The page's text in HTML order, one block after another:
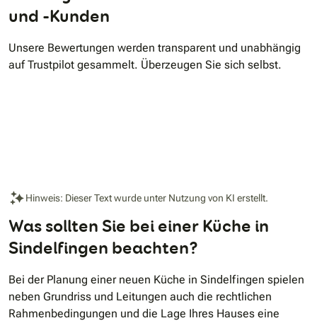
und -Kunden
Unsere Bewertungen werden transparent und unabhängig
auf Trustpilot gesammelt. Überzeugen Sie sich selbst.
Hinweis: Dieser Text wurde unter Nutzung von KI erstellt.
Was sollten Sie bei einer Küche in
Sindelfingen beachten?
Bei der Planung einer neuen Küche in Sindelfingen spielen
neben Grundriss und Leitungen auch die rechtlichen
Rahmenbedingungen und die Lage Ihres Hauses eine